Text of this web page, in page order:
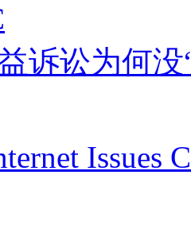
诉讼为何没
Issues